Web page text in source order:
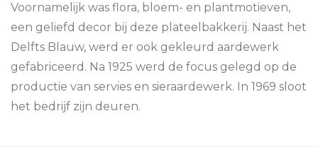
Voornamelijk was flora, bloem- en plantmotieven,
een geliefd decor bij deze plateelbakkerij. Naast het
Delfts Blauw, werd er ook gekleurd aardewerk
gefabriceerd. Na 1925 werd de focus gelegd op de
productie van servies en sieraardewerk. In 1969 sloot
het bedrijf zijn deuren.